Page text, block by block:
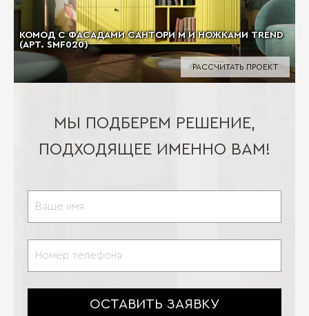
КОМОД С ФАСАДАМИ САНТОРИ М И НОЖКАМИ TREND
(АРТ. SMF020)
РАССЧИТАТЬ ПРОЕКТ
МЫ ПОДБЕРЕМ РЕШЕНИЕ,
ПОДХОДЯЩЕЕ ИМЕННО ВАМ!
ОСТАВИТЬ ЗАЯВКУ